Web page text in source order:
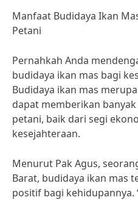
Manfaat Budidaya Ikan
Petani
Pernahkah Anda
budidaya ikan mas bagi
Budidaya ikan mas
dapat memberikan
petani, baik dari segi
kesejahteraan.
Menurut Pak Agus,
Barat, budidaya ikan mas
positif bagi kehidupannya.